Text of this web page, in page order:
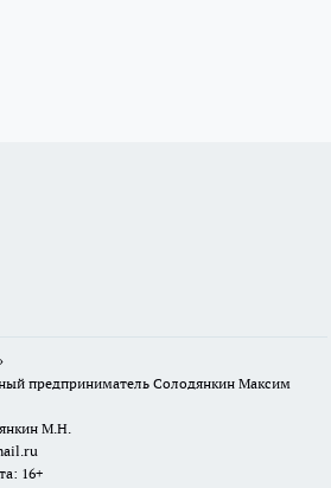
предприниматель Солодянкин Максим
М.Н.
16+